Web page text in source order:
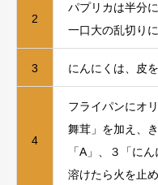
2
パプリカは半分
一口大の乱切り
3 にんにくは、皮
4
フライパンにオ
舞茸」を加え、
「A」、３「に
溶けたら火を止